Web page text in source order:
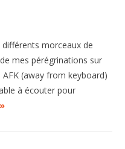
différents morceaux de
mes pérégrinations sur
(away from keyboard)
à écouter pour